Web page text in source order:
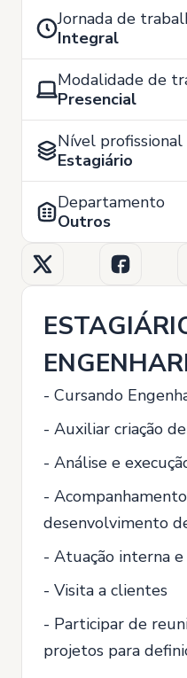
Jornada de
Integral
Modalidade de
Presencial
Nível profissional
Estagiário
Departamento
Outros
- Cursando
- Auxiliar criação
- Análise e
-
desenvolvimento
- Atuação interna
- Visita a clientes
- Participar de
projetos para